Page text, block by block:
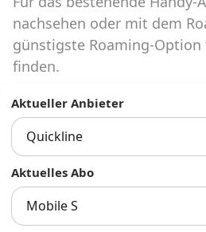
Abos für Tablets,
Watches
Infos
Alle Anbieter
nachsehen oder mit dem
günstigste Roaming-Option
finden.
Aktueller Anbieter
Quickline
Aktuelles Abo
Mobile S